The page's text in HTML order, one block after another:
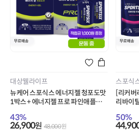
대상웰라이프
뉴케어 스포식스 에너지젤 청포도맛
1박스 + 에너지젤 프로 파인애플맛 1
43%
26,900원 48,000원
스포식
[리커버
리바이
금 2,000
50%